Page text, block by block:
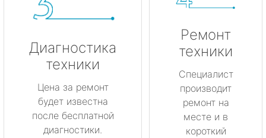
Диагностика
техники
Цена за ремонт
будет известна
после бесплатной
диагностики.
Ремонт
техники
Специалист
производит
ремонт на
месте и в
короткий